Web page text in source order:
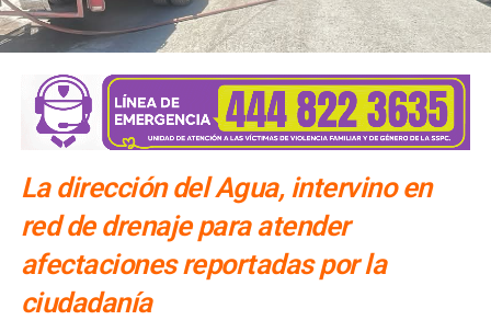
La dirección del Agua, intervino en
red de drenaje para atender
afectaciones reportadas por la
ciudadanía